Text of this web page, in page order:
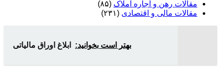
مقالات رهن و اجاره املاک (۸۵)
مقالات مالی و اقتصادی (۲۳۱)
بهتر است بخوانید: ابلاغ اوراق مالیاتی